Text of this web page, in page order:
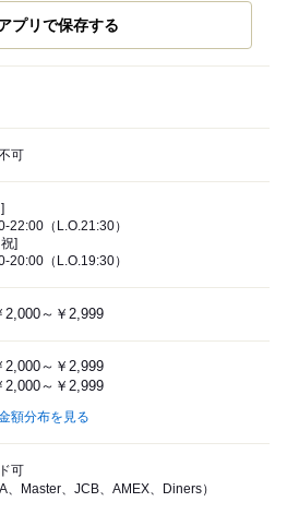
プリで保存する
可
22:00（L.O.21:30）
]
20:00（L.O.19:30）
2,000～￥2,999
2,000～￥2,999
2,000～￥2,999
額分布を見る
可
、Master、JCB、AMEX、Diners）